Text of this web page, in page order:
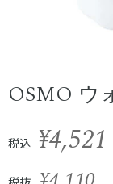
OSMO ウ
税込 ¥4,521